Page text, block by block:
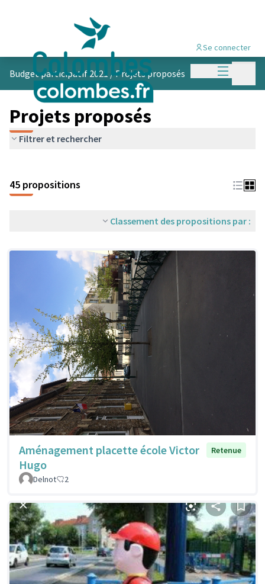
Menu
Se connecter
Budget participatif 2021 /Projets proposés
Projets proposés
Filtrer et rechercher
45 propositions
Classement des propositions par :
Aménagement placette école Victor
Hugo
Retenue
Delnot 2